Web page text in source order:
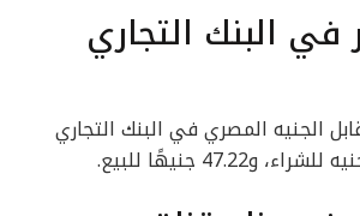
في البنك التجاري
الجنيه المصري في البنك التجاري